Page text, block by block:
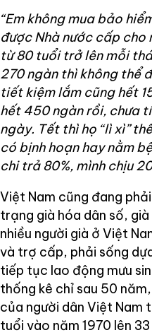
“Em không mua bảo
được Nhà nước cấp cho
từ 80 tuổi trở lên mỗi
270 ngàn thì không thể
tiết kiệm lắm cũng hết
hết 450 ngàn rồi, chưa
ngày. Tết thì họ “lì xì”
có bịnh hoạn hay nằm
chi trả 80%, mình chịu
Việt Nam cũng đang
trạng già hóa dân số,
nhiều người già ở Việt
và trợ cấp, phải sống
tiếp tục lao động mưu
thống kê chỉ sau 50
của người dân Việt Nam
tuổi vào năm 1970 lên